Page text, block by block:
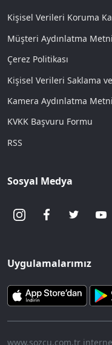
Kişisel Verileri Koruma
Müşteri Aydınlatma Metni
Çerez Politikası
Kişisel Verileri Saklama
Kamera Aydınlatma Metni
KVKK Başvuru Formu
RSS
Sosyal Medya
Uygulamalarımız
www.sozcu.com.tr